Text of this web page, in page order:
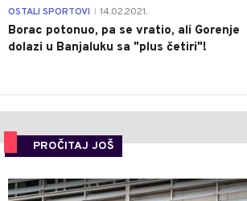
OSTALI SPORTOVI 14.02.2021.
Borac potonuo, pa se vratio, ali Gorenje
dolazi u Banjaluku sa "plus četiri"!
PROČITAJ JOŠ